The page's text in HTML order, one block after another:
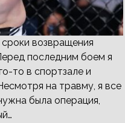
возвращения
последним боем я
то в спортзале и
на травму, я все
была операция,